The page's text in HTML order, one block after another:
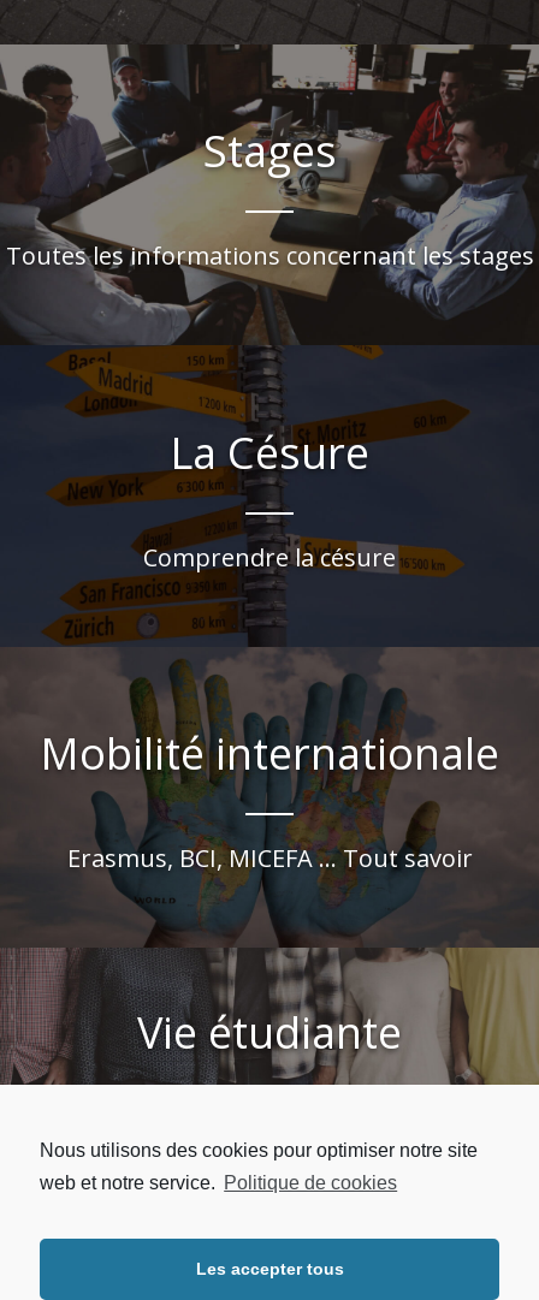
Nous utilisons des cookies pour optimiser notre site
web et notre service. Politique de cookies
Les accepter tous
Stages
Toutes les informations concernant les stages
La Césure
Comprendre la césure
Mobilité internationale
Erasmus, BCI, MICEFA ... Tout savoir
Vie étudiante
Logement, Sport, Culture ... Tous les services à
l'étudiant